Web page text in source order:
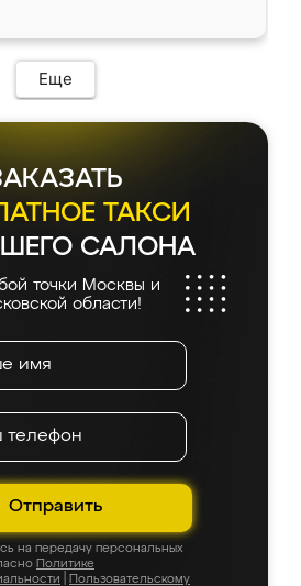
Еще
ТАКСИ
САЛОНА
точки Москвы и
области!
Отправить
на передачу персональных
Политике
Пользовательскому